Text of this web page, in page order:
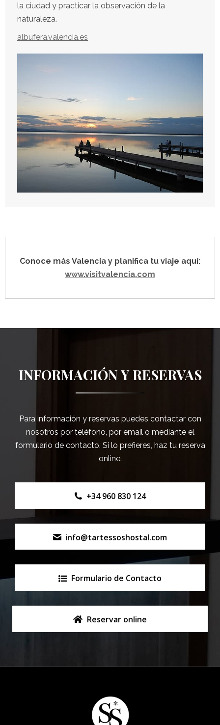
la ciudad y practicar la observación de la
naturaleza.
albufera.valencia.es
Conoce más Valencia y planifica tu viaje aquí:
www.visitvalencia.com
INFORMACIÓN Y RESERVAS
Para información y reservas puedes contactar con
nosotros por teléfono, por email o mediante el
formulario de contacto. Si lo prefieres, haz tu reserva
online.
+34 960 830 124
info@tartessoshostal.com
Formulario de Contacto
Reservar online